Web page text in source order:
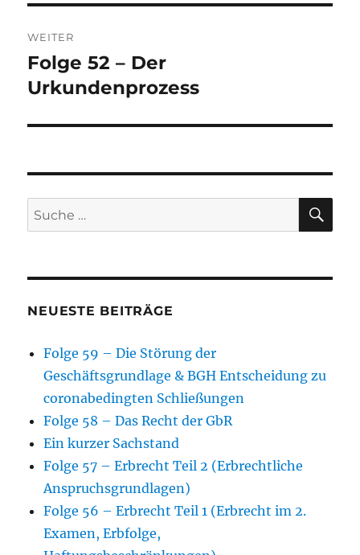
WEITER
Nächster
Beitrag:
Folge 52 – Der
Urkundenprozess
Suche
nach:
NEUESTE BEITRÄGE
Folge 59 – Die Störung der
Geschäftsgrundlage & BGH Entscheidung zu
coronabedingten Schließungen
Folge 58 – Das Recht der GbR
Ein kurzer Sachstand
Folge 57 – Erbrecht Teil 2 (Erbrechtliche
Anspruchsgrundlagen)
Folge 56 – Erbrecht Teil 1 (Erbrecht im 2.
Examen, Erbfolge,